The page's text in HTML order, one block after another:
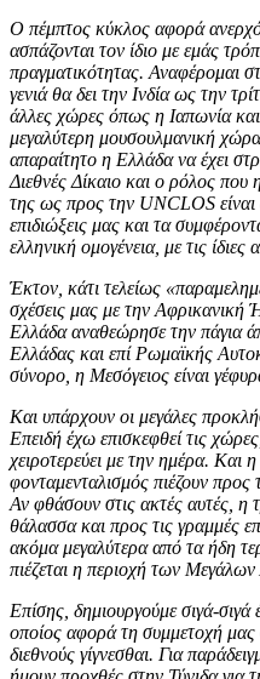
Ο πέμπτος κύκλος αφορά
ασπάζονται τον ίδιο με εμάς
πραγματικότητας. Αναφέρομαι
γενιά θα δει την Ινδία ως την
άλλες χώρες όπως η Ιαπωνία
μεγαλύτερη μουσουλμανική
απαραίτητο η Ελλάδα να έχει
Διεθνές Δίκαιο και ο ρόλος που
της ως προς την UNCLOS είναι
επιδιώξεις μας και τα
ελληνική ομογένεια, με τις ίδιες
Έκτον, κάτι τελείως
σχέσεις μας με την Αφρικανική
Ελλάδα αναθεώρησε την πάγια
Ελλάδας και επί Ρωμαϊκής
σύνορο, η Μεσόγειος είναι
Και υπάρχουν οι μεγάλες
Επειδή έχω επισκεφθεί τις
χειροτερεύει με την ημέρα. Και
φονταμενταλισμός πιέζουν προς
Αν φθάσουν στις ακτές αυτές, η
θάλασσα και προς τις γραμμές
ακόμα μεγαλύτερα από τα ήδη
πιέζεται η περιοχή των
Επίσης, δημιουργούμε σιγά-
οποίος αφορά τη συμμετοχή
διεθνούς γίγνεσθαι. Για